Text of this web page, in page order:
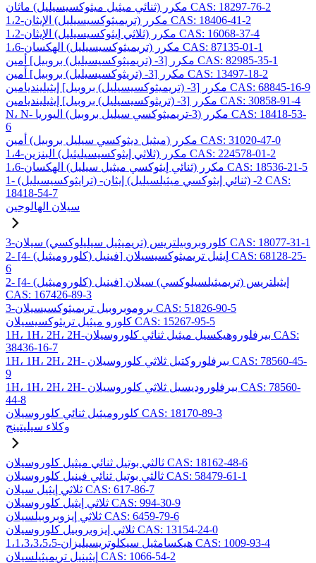
مكرر (ثنائي ميثيل ميثوكسيسيليل) ماثان CAS: 18297-76-2
1،2-مكرر (تريميثوكسيسيليل) الإيثان CAS: 18406-41-2
1،2-مكرر (ثلاثي إيثوكسيسيليل) الإيثان CAS: 16068-37-4
1،6-مكرر (تريميثوكسيسيليل) الهكسان CAS: 87135-01-1
مكرر [3- (تريميثوكسيسيليل) بروبيل] أمين CAS: 82985-35-1
مكرر [3- (تريثوكسيسيليل) بروبيل] أمين CAS: 13497-18-2
مكرر [3- (تريميثوكسيسيليل) بروبيل] إيثيلينديامين CAS: 68845-16-9
مكرر [3- (تريثوكسيسيليل) بروبيل] إيثيلينديامين CAS: 30858-91-4
N، N- مكرر (3-تريميثوكسي سيليل بروبيل) اليوريا CAS: 18418-53-
6
مكرر (ميثيل ديثوكسي سيليل بروبيل) أمين CAS: 31020-47-0
1،4-مكرر (ثلاثي إيثوكسيسيليثيل) البنزين CAS: 224578-01-2
1،6-مكرر (ثنائي إيثوكسي ميثيل سيليل) الهكسان CAS: 18536-21-5
1- (ترايثوكسيسيليل) -2- (ثنائي إيثوكسي ميثيلسيليل) إيثان CAS:
18418-54-7
سيلان الهالوجين
3-كلوروبروبيلتريس (تريميثيل سيليلوكسي) سيلان CAS: 18077-31-1
2- [4- (كلوروميثيل) فينيل] إيثيل تريميثوكسيسيلان CAS: 68128-25-
6
2- [4- (كلوروميثيل) فينيل] إيثيلتريس (تريميثيلسيلوكسي) سيلان
CAS: 167426-89-3
3-بروموبروبيل تريميثوكسيسيلان CAS: 51826-90-5
كلورو ميثيل تريثوكسيسيلان CAS: 15267-95-5
1H، 1H، 2H، 2H-بيرفلوروهيكسيل ميثيل ثنائي كلوروسيلان CAS:
38436-16-7
1H، 1H، 2H، 2H- بيرفلوروكتيل ثلاثي كلوروسيلان CAS: 78560-45-
9
1H، 1H، 2H، 2H- بيرفلوروديسيل ثلاثي كلوروسيلان CAS: 78560-
44-8
كلوروميثيل ثنائي كلوروسيلان CAS: 18170-89-3
وكلاء سيليتينج
ثالثي بوتيل ثنائي ميثيل كلوروسيلان CAS: 18162-48-6
ثالثي بوتيل ثنائي فينيل كلوروسيلان CAS: 58479-61-1
ثلاثي إيثيل سيلان CAS: 617-86-7
ثلاثي إيثيل كلوروسيلان CAS: 994-30-9
ثلاثي إيزوبروبيلسيلان CAS: 6459-79-6
ثلاثي إيزوبروبيل كلوروسيلان CAS: 13154-24-0
1،1،3،3،5،5-هيكسامثيل سيكلوتريسيليزان CAS: 1009-93-4
إيثينيل تريميثيلسيلان CAS: 1066-54-2